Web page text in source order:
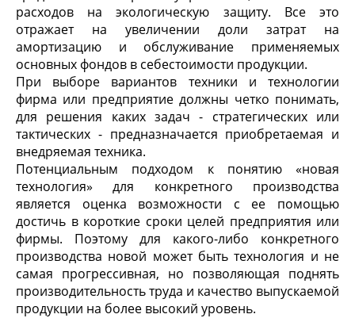
расходов на экологическую защиту. Все это
отражает на увеличении доли затрат на
амортизацию и обслуживание применяемых
основных фондов в себестоимости продукции.
При выборе вариантов техники и технологии
фирма или предприятие должны четко понимать,
для решения каких задач - стратегических или
тактических - предназначается приобретаемая и
внедряемая техника.
Потенциальным подходом к понятию «новая
технология» для конкретного производства
является оценка возможности с ее помощью
достичь в короткие сроки целей предприятия или
фирмы. Поэтому для какого-либо конкретного
производства новой может быть технология и не
самая прогрессивная, но позволяющая поднять
производительность труда и качество выпускаемой
продукции на более высокий уровень.